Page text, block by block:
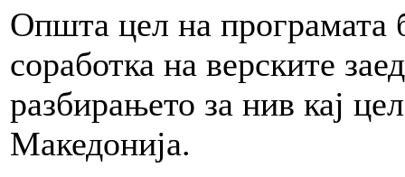
Општа цел на програмата
соработка на верските
разбирањето за нив кај
Македонија.